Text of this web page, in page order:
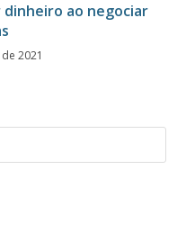
ao negociar
2021